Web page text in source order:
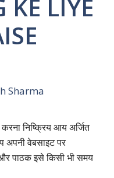
KE LIYE
Sharma
निष्क्रिय आय अर्जित
अपनी वेबसाइट पर
पाठक इसे किसी भी समय